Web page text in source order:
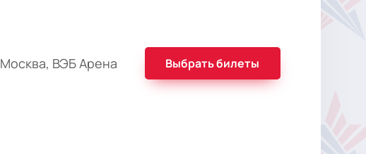
Москва, ВЭБ Арена Выбрать билеты